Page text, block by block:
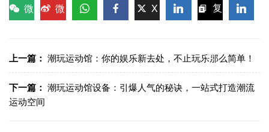
微
微
X
复
接
上一篇： 潮玩运动馆：你的娱乐新去处，不止玩乐那么简单！
下一篇： 潮玩运动馆设备：引爆人气的秘诀，一站式打造潮流
运动空间